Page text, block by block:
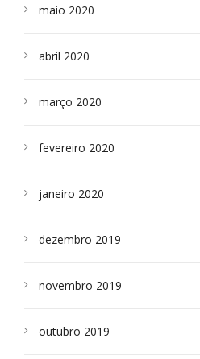
maio 2020
abril 2020
março 2020
fevereiro 2020
janeiro 2020
dezembro 2019
novembro 2019
outubro 2019